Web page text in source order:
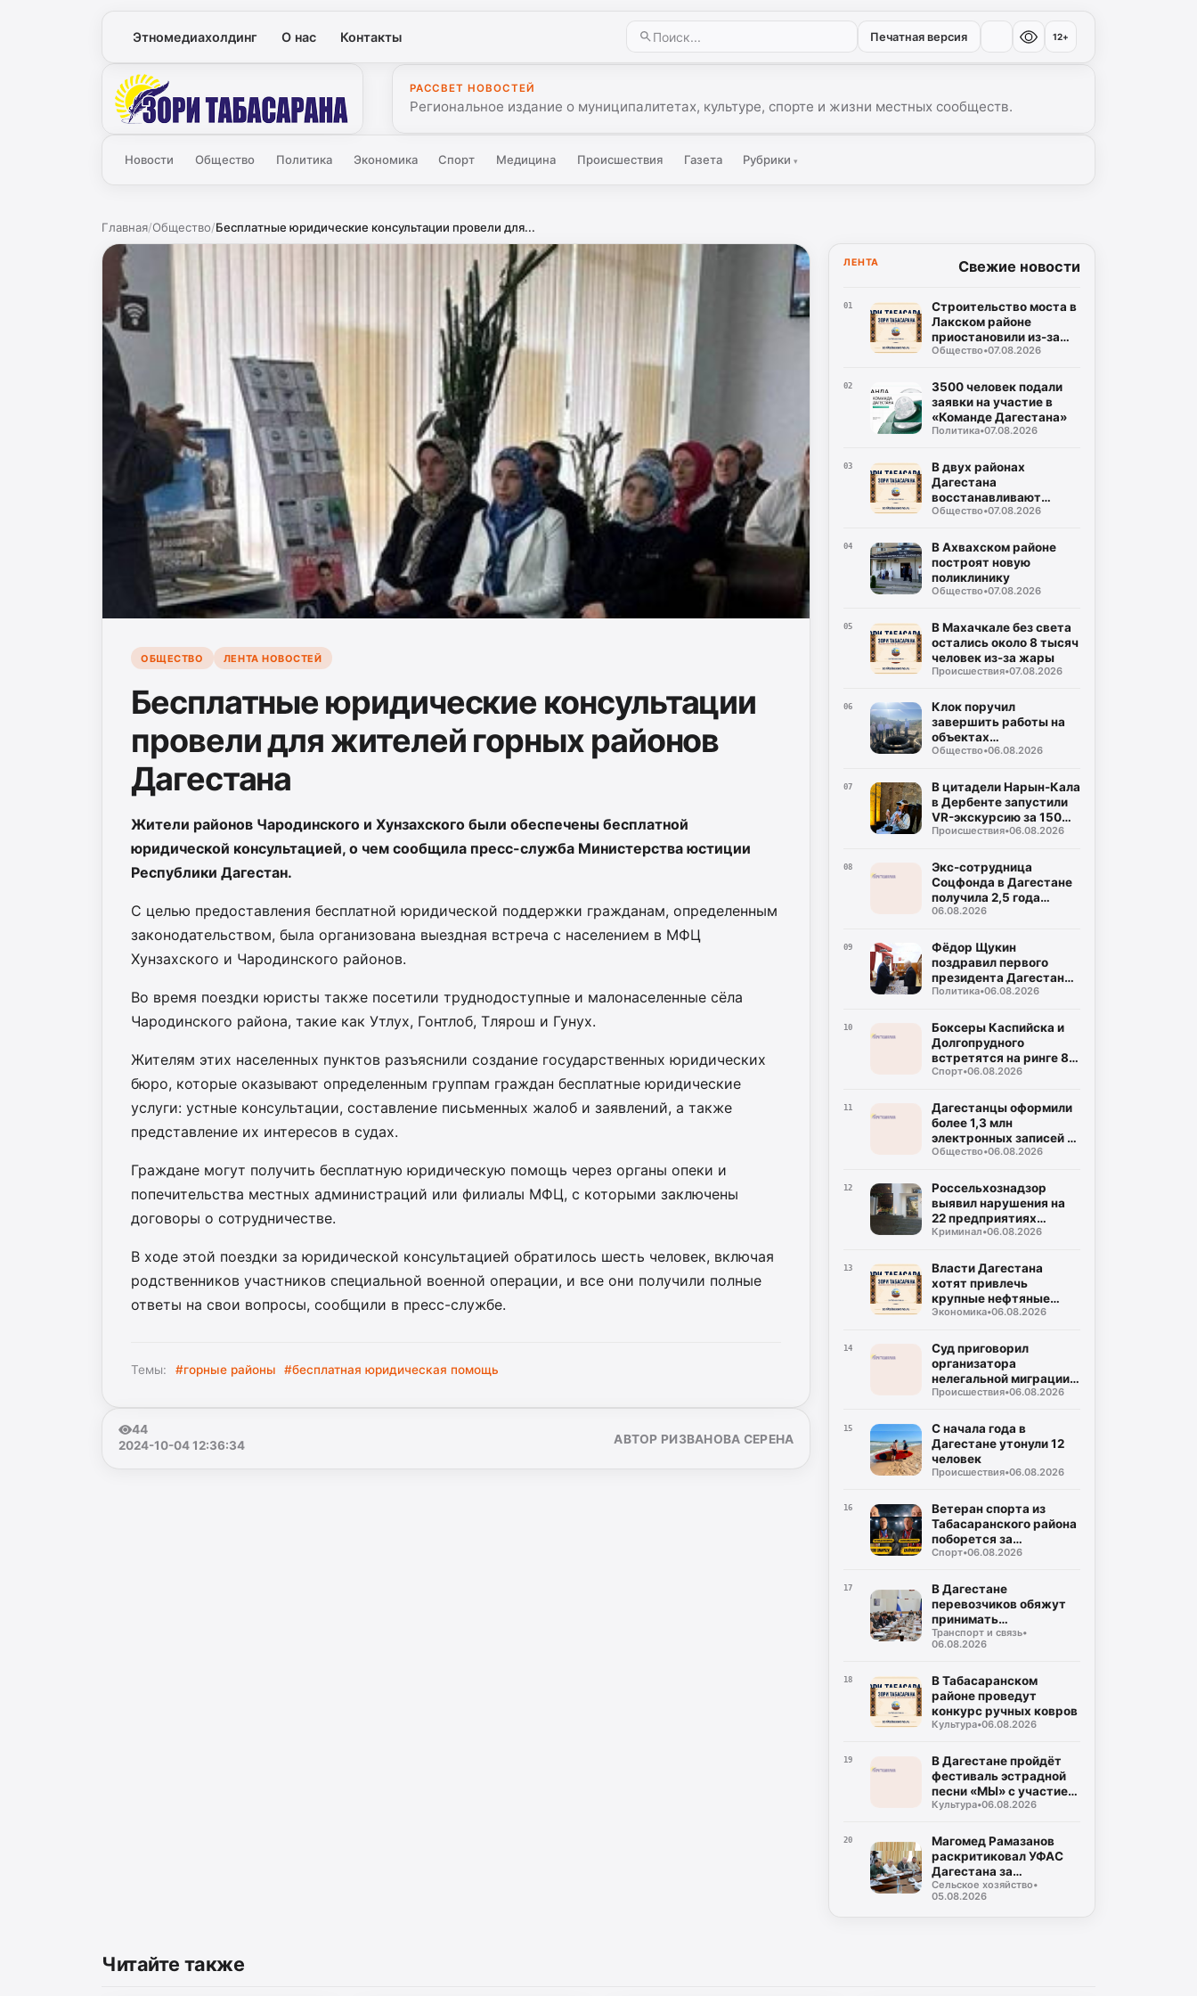
Этномедиахолдинг О нас Контакты Печатная версия 12+
Зори
РАССВЕТ НОВОСТЕЙ
Региональное издание о муниципалитетах, культуре, спорте и жизни местных сообществ.
Новости Общество Политика Экономика Спорт Медицина Происшествия Газета Рубрики▾
Главная/Общество/Бесплатные юридические консультации провели для...
ОБЩЕСТВО ЛЕНТА НОВОСТЕЙ
Бесплатные юридические консультации
провели для жителей горных районов
Дагестана
Жители районов Чародинского и Хунзахского были обеспечены бесплатной
юридической консультацией, о чем сообщила пресс-служба Министерства юстиции
Республики Дагестан.
С целью предоставления бесплатной юридической поддержки гражданам, определенным
законодательством, была организована выездная встреча с населением в МФЦ
Хунзахского и Чародинского районов.
Во время поездки юристы также посетили труднодоступные и малонаселенные сёла
Чародинского района, такие как Утлух, Гонтлоб, Тлярош и Гунух.
Жителям этих населенных пунктов разъяснили создание государственных юридических
бюро, которые оказывают определенным группам граждан бесплатные юридические
услуги: устные консультации, составление письменных жалоб и заявлений, а также
представление их интересов в судах.
Граждане могут получить бесплатную юридическую помощь через органы опеки и
попечительства местных администраций или филиалы МФЦ, с которыми заключены
договоры о сотрудничестве.
В ходе этой поездки за юридической консультацией обратилось шесть человек, включая
родственников участников специальной военной операции, и все они получили полные
ответы на свои вопросы, сообщили в пресс-службе.
Темы: #горные районы #бесплатная юридическая помощь
44
2024-10-04 12:36:34
АВТОР РИЗВАНОВА СЕРЕНА
ЛЕНТА Свежие новости
01
Строительство моста в
Лакском районе
приостановили из-за
трещины в скале
Общество•07.08.2026
02
3500 человек подали
заявки на участие в
«Команде Дагестана»
Политика•07.08.2026
03
В двух районах
Дагестана
восстанавливают
дороги после ливней
Общество•07.08.2026
04
В Ахвахском районе
построят новую
поликлинику
Общество•07.08.2026
05
В Махачкале без света
остались около 8 тысяч
человек из-за жары
Происшествия•07.08.2026
06
Клок поручил
завершить работы на
объектах
водоснабжения
Общество•06.08.2026
07
В цитадели Нарын-Кала
в Дербенте запустили
VR-экскурсию за 150
рублей
Происшествия•06.08.2026
08
Экс-сотрудница
Соцфонда в Дагестане
получила 2,5 года
колонии за
06.08.2026
09
Фёдор Щукин
поздравил первого
президента Дагестана
Муху Алиева с днём
Политика•06.08.2026
10
Боксеры Каспийска и
Долгопрудного
встретятся на ринге 8
августа
Спорт•06.08.2026
11
Дагестанцы оформили
более 1,3 млн
электронных записей к
врачу с начала года
Общество•06.08.2026
12
Россельхознадзор
выявил нарушения на
22 предприятиях
общепита в Махачкале
Криминал•06.08.2026
13
Власти Дагестана
хотят привлечь
крупные нефтяные
компании на топливный
Экономика•06.08.2026
14
Суд приговорил
организатора
нелегальной миграции к
5 годам колонии
Происшествия•06.08.2026
15
С начала года в
Дагестане утонули 12
человек
Происшествия•06.08.2026
16
Ветеран спорта из
Табасаранского района
поборется за
объединение двух
Спорт•06.08.2026
17
В Дагестане
перевозчиков обяжут
принимать
безналичную оплату на
всех маршрутах
Транспорт и связь•
06.08.2026
18
В Табасаранском
районе проведут
конкурс ручных ковров
Культура•06.08.2026
19
В Дагестане пройдёт
фестиваль эстрадной
песни «МЫ» с участием
восьми регионов
Культура•06.08.2026
20
Магомед Рамазанов
раскритиковал УФАС
Дагестана за
бездействие на фоне
роста цен на бензин
Сельское хозяйство•
05.08.2026
Читайте также